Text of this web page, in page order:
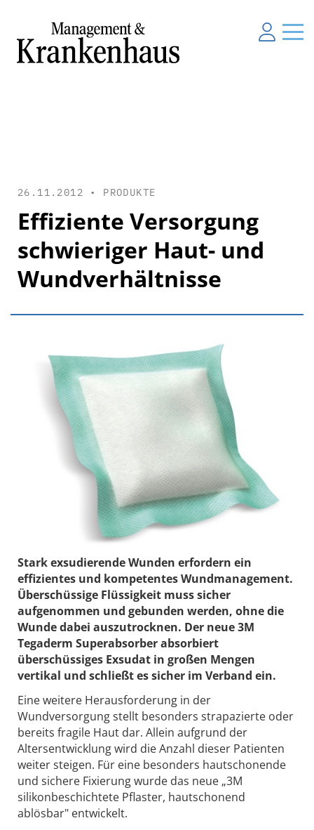
26.11.2012 • PRODUKTE
Effiziente Versorgung
schwieriger Haut- und
Wundverhältnisse
Stark exsudierende Wunden erfordern ein
effizientes und kompetentes Wundmanagement.
Überschüssige Flüssigkeit muss sicher
aufgenommen und gebunden werden, ohne die
Wunde dabei auszutrocknen. Der neue 3M
Tegaderm Superabsorber absorbiert
überschüssiges Exsudat in großen Mengen
vertikal und schließt es sicher im Verband ein.
Eine weitere Herausforderung in der
Wundversorgung stellt besonders strapazierte oder
bereits fragile Haut dar. Allein aufgrund der
Altersentwicklung wird die Anzahl dieser Patienten
weiter steigen. Für eine besonders hautschonende
und sichere Fixierung wurde das neue „3M
silikonbeschichtete Pflaster, hautschonend
ablösbar" entwickelt.